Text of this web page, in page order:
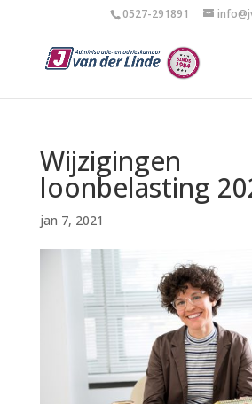
0527-291891
Wijzigingen
loonbelasting
jan 7, 2021